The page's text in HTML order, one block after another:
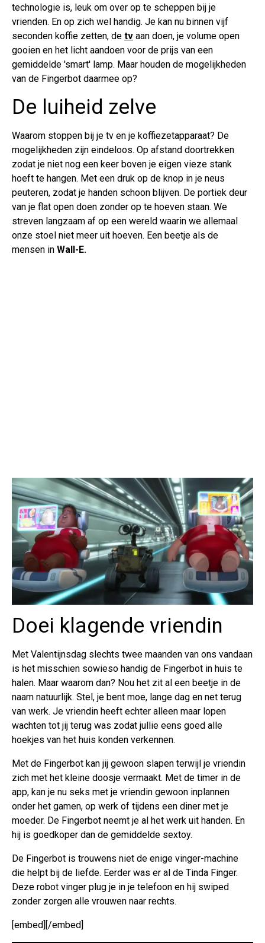
technologie is, leuk om over op te scheppen bij je
vrienden. En op zich wel handig. Je kan nu binnen vijf
seconden koffie zetten, de tv aan doen, je volume open
gooien en het licht aandoen voor de prijs van een
gemiddelde 'smart' lamp. Maar houden de mogelijkheden
van de Fingerbot daarmee op?
De luiheid zelve
Waarom stoppen bij je tv en je koffiezetapparaat? De
mogelijkheden zijn eindeloos. Op afstand doortrekken
zodat je niet nog een keer boven je eigen vieze stank
hoeft te hangen. Met een druk op de knop in je neus
peuteren, zodat je handen schoon blijven. De portiek deur
van je flat open doen zonder op te hoeven staan. We
streven langzaam af op een wereld waarin we allemaal
onze stoel niet meer uit hoeven. Een beetje als de
mensen in Wall-E.
Doei klagende vriendin
Met Valentijnsdag slechts twee maanden van ons vandaan
is het misschien sowieso handig de Fingerbot in huis te
halen. Maar waarom dan? Nou het zit al een beetje in de
naam natuurlijk. Stel, je bent moe, lange dag en net terug
van werk. Je vriendin heeft echter alleen maar lopen
wachten tot jij terug was zodat jullie eens goed alle
hoekjes van het huis konden verkennen.
Met de Fingerbot kan jij gewoon slapen terwijl je vriendin
zich met het kleine doosje vermaakt. Met de timer in de
app, kan je nu seks met je vriendin gewoon inplannen
onder het gamen, op werk of tijdens een diner met je
moeder. De Fingerbot neemt je al het werk uit handen. En
hij is goedkoper dan de gemiddelde sextoy.
De Fingerbot is trouwens niet de enige vinger-machine
die helpt bij de liefde. Eerder was er al de Tinda Finger.
Deze robot vinger plug je in je telefoon en hij swiped
zonder zorgen alle vrouwen naar rechts.
[embed][/embed]